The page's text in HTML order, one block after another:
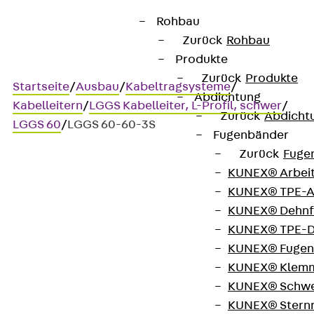
Rohbau
Zurück Rohbau
Produkte
Zurück Produkte
Abdichtung
Zurück
Fugenbänder
Zurück
KUNEX®
KUNEX®
KUNEX®
KUNEX®
KUNEX®
KUNEX®
KUNEX®
KUNEX®
Startseite/Ausbau/Kabeltragsysteme/
Kabelleitern/LGGS Kabelleiter, L-Profil, schwer/
LGGS 60/LGGS 60-60-3S
Kabelleiter geschweißt
Kabelleiter, L-Profil, schwer,